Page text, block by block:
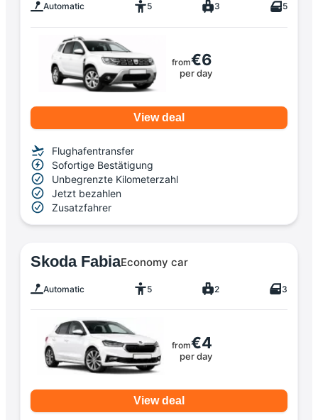
Automatic 5 3 5
from€6
per day
View deal
Flughafentransfer
Sofortige Bestätigung
Unbegrenzte Kilometerzahl
Jetzt bezahlen
Zusatzfahrer
Skoda FabiaEconomy car
Automatic 5 2 3
from€4
per day
View deal